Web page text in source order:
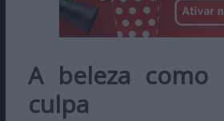
A beleza como
culpa